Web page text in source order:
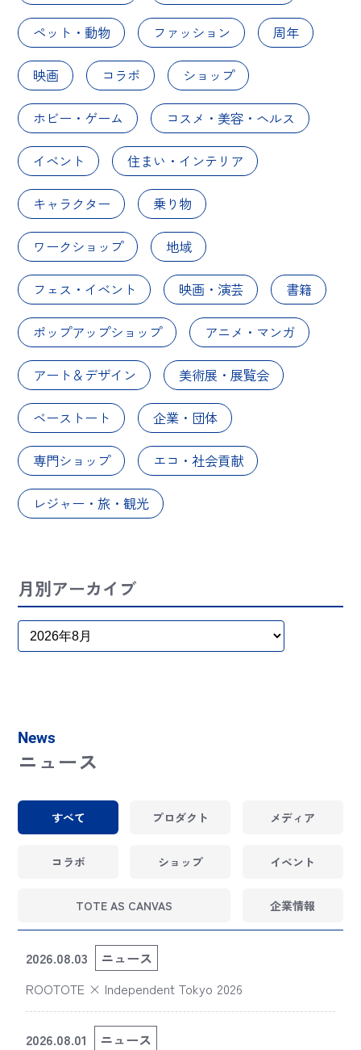
ペット・動物 ファッション 周年
映画 コラボ ショップ
ホビー・ゲーム コスメ・美容・ヘルス
イベント 住まい・インテリア
キャラクター 乗り物
ワークショップ 地域
フェス・イベント 映画・演芸 書籍
ポップアップショップ アニメ・マンガ
アート＆デザイン 美術展・展覧会
ベーストート 企業・団体
専門ショップ エコ・社会貢献
レジャー・旅・観光
月別アーカイブ
News
ニュース
すべて プロダクト メディア
コラボ ショップ イベント
TOTE AS CANVAS 企業情報
2026.08.03
ニュース
ROOTOTE × Independent Tokyo 2026
2026.08.01
ニュース